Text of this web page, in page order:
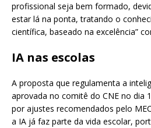
profissional seja bem formado,
estar lá na ponta, tratando o
científica, baseado na excelência”
IA nas escolas
A proposta que regulamenta a
aprovada no comitê do CNE no dia
por ajustes recomendados pelo
a IA já faz parte da vida escolar,